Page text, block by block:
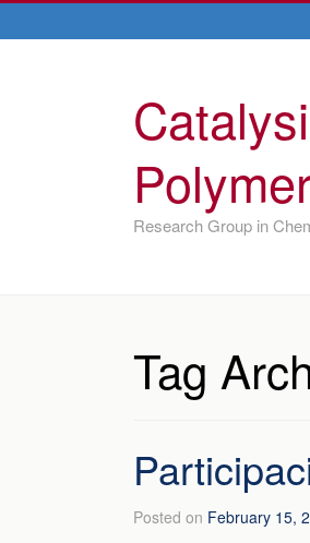
Research Group in
Tag
Posted on February 15,